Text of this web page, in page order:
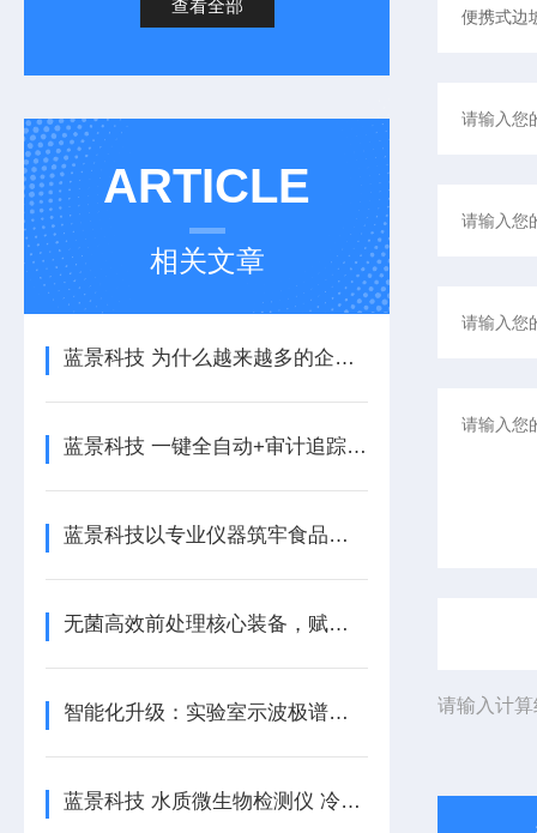
查看全部
ARTICLE
相关文章
蓝景科技 为什么越来越多的企业选择了便携式明渠流量计？
蓝景科技 一键全自动+审计追踪，这款密封检测仪为何广受药企青睐？
蓝景科技以专业仪器筑牢食品医药包装品质防线
无菌高效前处理核心装备，赋能多领域精准检测
智能化升级：实验室示波极谱仪的技术发展趋势/蓝景科技
蓝景科技 水质微生物检测仪 冷链物流食品微生物快筛先锋
请输入计